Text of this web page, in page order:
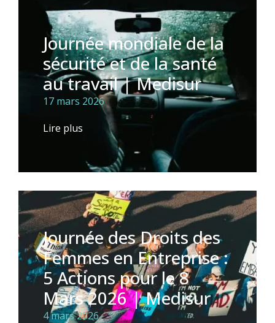
Journée mondiale de la
sécurité et de la santé
au travail | Medisur
17 mars 2026
Lire plus
Journée des Droits des
Femmes en Entreprise :
5 Actions pour le 8
Mars 2026 | Medisur
4 mars 2026